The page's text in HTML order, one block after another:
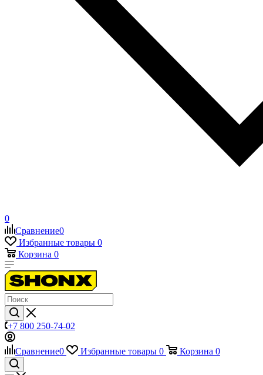
0
Сравнение0
Избранные товары 0
Корзина 0
+7 800 250-74-02
Сравнение0 Избранные товары 0 Корзина 0